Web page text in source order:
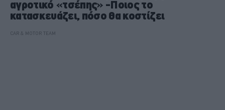
αγροτικό «τσέπης» -Ποιος το
κατασκευάζει, πόσο θα κοστίζει
CAR & MOTOR TEAM